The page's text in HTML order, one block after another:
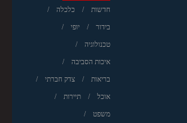
חדשות כלכלה
בידור יופי
טכנולוגיה
איכות הסביבה
בריאות צדק חברתי
אוכל תיירות
משפט